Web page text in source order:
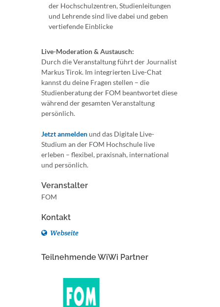
der Hochschulzentren, Studienleitungen
und Lehrende sind live dabei und geben
vertiefende Einblicke
Live-Moderation & Austausch:
Durch die Veranstaltung führt der Journalist
Markus Tirok. Im integrierten Live-Chat
kannst du deine Fragen stellen – die
Studienberatung der FOM beantwortet diese
während der gesamten Veranstaltung
persönlich.
Jetzt anmeldenund das Digitale Live-
Studium an der FOM Hochschule live
erleben – flexibel, praxisnah, international
und persönlich.
Veranstalter
FOM
Kontakt
Webseite
Teilnehmende WiWi Partner